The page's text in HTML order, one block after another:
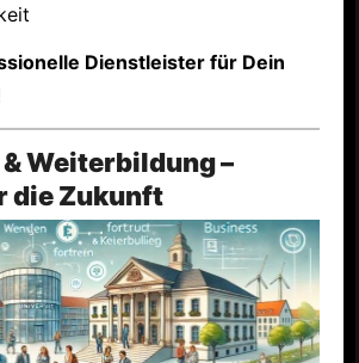
Dienstleister für Dein
& Weiterbildung –
die Zukunft